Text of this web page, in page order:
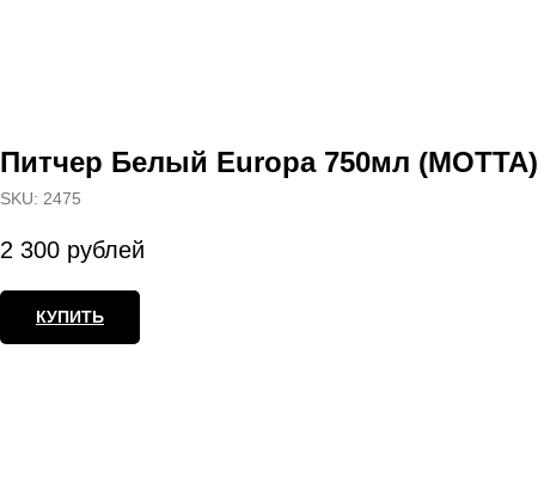
Питчер Белый Europa 750мл (МОТТА)
SKU: 2475
2 300 рублей
КУПИТЬ